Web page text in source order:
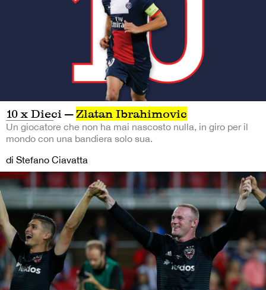
10 x Dieci —Zlatan Ibrahimovic
Un giocatore che non ha mai nascosto nulla, in giro per il
mondo con una bandiera solo sua.
di Stefano Ciavatta